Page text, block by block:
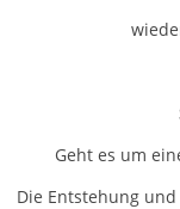
Geht es um
Die Entstehung